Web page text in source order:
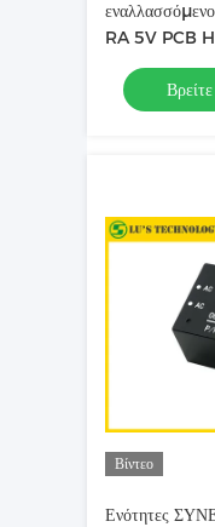
RA 5V PCB
μετατροπέων
Βίντεο
Ενότητες